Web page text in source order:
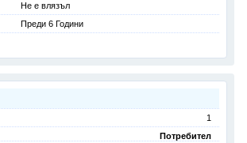
Не е влязъл
Преди 6 Години
1
Потребител